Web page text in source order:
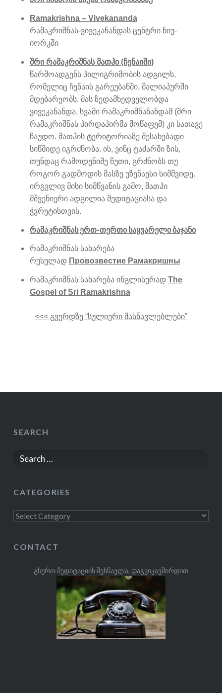
Ramakrishna – Vivekananda
რამაკრიშნას-ვივეკანანდას ცენტრი ნიუ-
იორკში
შრი რამაკრიშნას მათჰი (ჩენაიში)
წარმოადგენს პილიგრიმობის ადგილს,
რომელიც ჩენაის გარეუბანში, მალიაპურში
მდებარეობს. მას ზედამხედველობდა
ვივეკანანდა, სვამი რამაკრიშნანანდამ (შრი
რამაკრიშნას პირდაპირმა მოწაფემ) კი სათავე
ჩაუდო. მათჰის ტერიტორიაზე შესახებადი
სიწმიდე იგრძნობა. ის, ვინც ტაძარში ზის,
თუნდაც რამოდენიმე წუთი, გრძნობს თუ
როგორ გადმოდის მასზე უზენაესი სიმშვიდე.
ირგვლივ მისი სიმწვანის გამო, მათჰი
მშვენიერი ადგილია მედიტაციასა და
ჭვრეტისთვის.
რამაკრიშნას ერთ-თერთი საყვარელი ბაჯანი
რამაკრიშნას სახარება
რუსულად Провозвестие Рамакришны
რამაკრიშნას სახარება ინგლისურად The
Gospel of Sri Ramakrishna
<<< გვერდზე “სულიერი მასწავლებლები”
SEARCH
Search
CATEGORIES
Categories
CONTACT
გსურთ მედიტაციის შესწავლა, დაგვიკავშირდით